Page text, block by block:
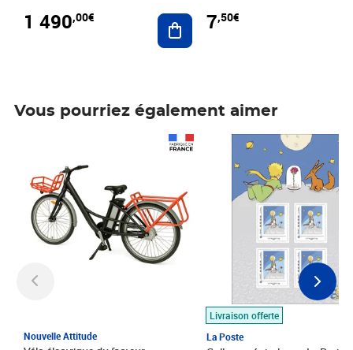
1 490,00€ Ajouter au panier
7,50€
Vous pourriez également aimer
Nouvelle Attitude
Livraison offerte
La Poste
Prix 7,50€